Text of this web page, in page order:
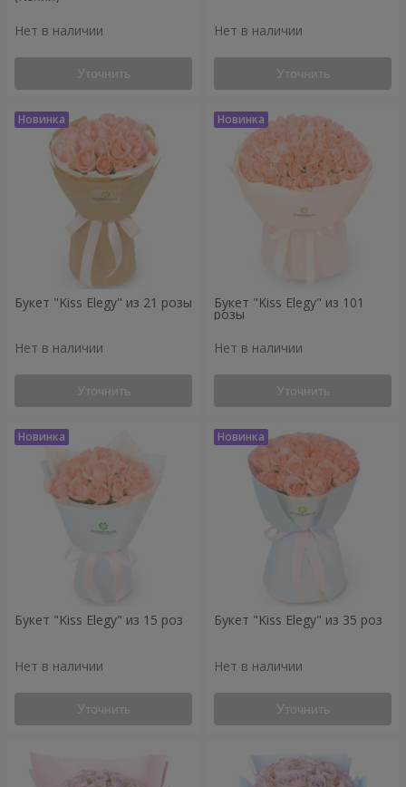
Нет в наличии
Уточнить
Нет в наличии
Уточнить
Букет "Kiss Elegy" из 21 розы
Нет в наличии
Уточнить
Букет "Kiss Elegy" из 101
розы
Нет в наличии
Уточнить
Букет "Kiss Elegy" из 15 роз
Нет в наличии
Уточнить
Букет "Kiss Elegy" из 35 роз
Нет в наличии
Уточнить